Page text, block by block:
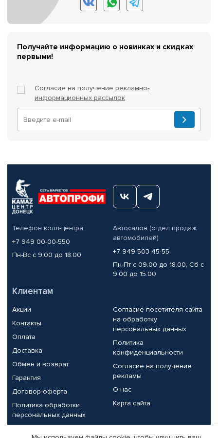
Получайте информацию о новинках и скидках
первыми!
Согласие на получение рекламно-
информационных рассылок
Телефон колл-центра
+7 949 00-00-550
Пн-Вс с 9.00 до 18.00
Автосалон (отдел продаж
автомобилей)
+7 949 503-45-55
Пн-Пт с 09.00 до 18.00, Сб с
9.00 до 15.00
Клиентам
Акции
Контакты
Оплата
Доставка
Обмен и возврат
Гарантия
Договор-оферта
Политика обработки
персональных данных
Согласие посетителя сайта
на обработку
персональных данных
Политика
конфиденциальности
Согласие на получение
рекламы
О нас
Карта сайта